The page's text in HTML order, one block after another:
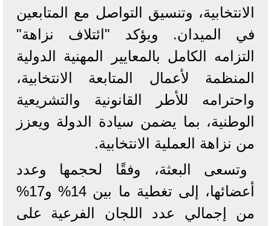
الانتخابية، وتنسيق التواصل مع المتابعين
في الميدان. ويؤكد "ائتلاف نزاهة"
التزامه الكامل بالمعايير المهنية الدولية
المنظمة لأعمال المتابعة الانتخابية،
واحترامه للأطر القانونية والتشريعية
الوطنية، بما يضمن سيادة الدولة ويعزز
من نزاهة العملية الانتخابية.
وتسعى البعثة، وفقًا لحجمها وعدد
أعضائها، إلى تغطية ما بين 14% و17%
من إجمالي عدد اللجان الفرعية على